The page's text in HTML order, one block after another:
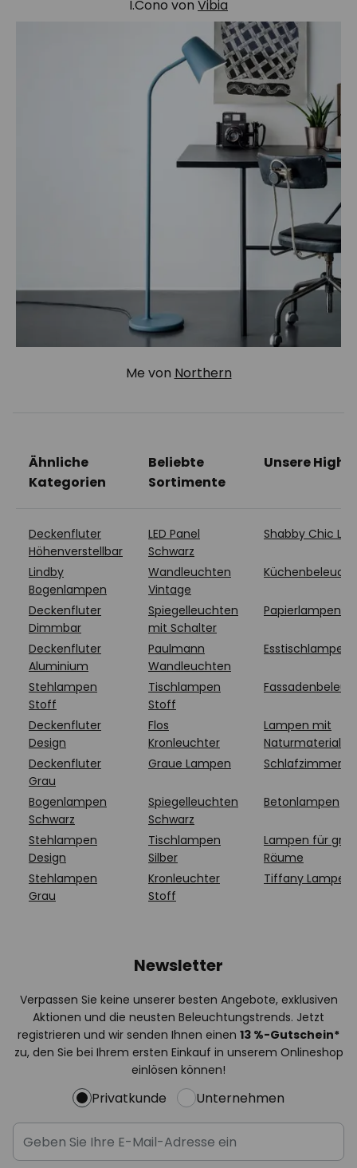
I.Cono von Vibia
Me von Northern
Ähnliche
Kategorien
Beliebte
Sortimente
Unsere
Deckenfluter
Höhenverstellbar
LED Panel
Schwarz
Shabby Chic
Lindby
Bogenlampen
Wandleuchten
Vintage
Deckenfluter
Dimmbar
Spiegelleuchten
mit Schalter
Papierlampen
Deckenfluter
Aluminium
Paulmann
Wandleuchten
Esstischlampen
Stehlampen
Stoff
Tischlampen
Stoff
Deckenfluter
Design
Flos
Kronleuchter
Lampen mit
Naturmaterialien
Deckenfluter
Grau
Graue Lampen
Bogenlampen
Schwarz
Spiegelleuchten
Schwarz
Betonlampen
Stehlampen
Design
Tischlampen
Silber
Lampen für
Räume
Stehlampen
Grau
Kronleuchter
Stoff
Tiffany Lampen
Newsletter
Verpassen Sie keine unserer besten Angebote, exklusiven
Aktionen und die neusten Beleuchtungstrends. Jetzt
registrieren und wir senden Ihnen einen 13 %-Gutschein*
zu, den Sie bei Ihrem ersten Einkauf in unserem Onlineshop
einlösen können!
Privatkunde Unternehmen